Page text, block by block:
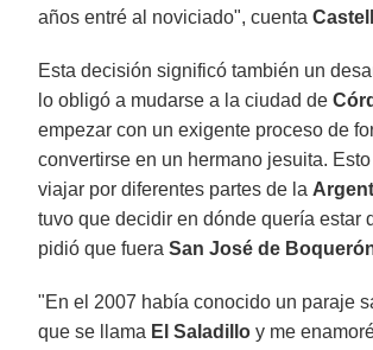
años entré al noviciado", cuenta
Esta decisión significó también un
lo obligó a mudarse a la ciudad de
empezar con un exigente proceso de
convertirse en un hermano jesuita.
viajar por diferentes partes de la
tuvo que decidir en dónde quería estar
pidió que fueraSan José de
"En el 2007 había conocido un paraje
que se llama El Saladillo y me